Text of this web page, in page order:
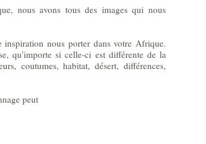
nous avons tous des images qui nous
nous porter dans votre Afrique.
qu'importe si celle-ci est différente de la
coutumes, habitat, désert, différences,
peut